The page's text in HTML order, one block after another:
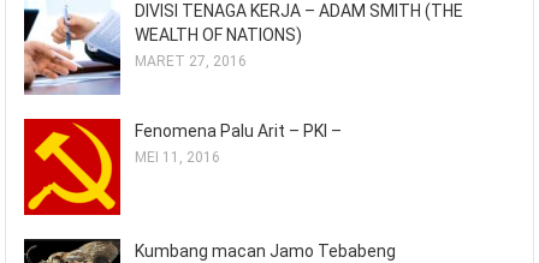
DIVISI TENAGA KERJA – ADAM SMITH (THE
WEALTH OF NATIONS)
MARET 27, 2016
Fenomena Palu Arit – PKI –
MEI 11, 2016
Kumbang macan Jamo Tebabeng